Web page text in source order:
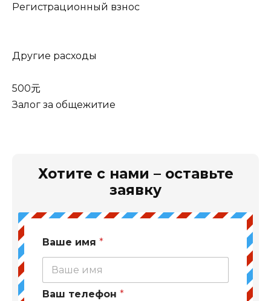
Регистрационный взнос
Другие расходы
500元
Залог за общежитие
Хотите с нами – оставьте
заявку
Ваше имя *
Ваш телефон *